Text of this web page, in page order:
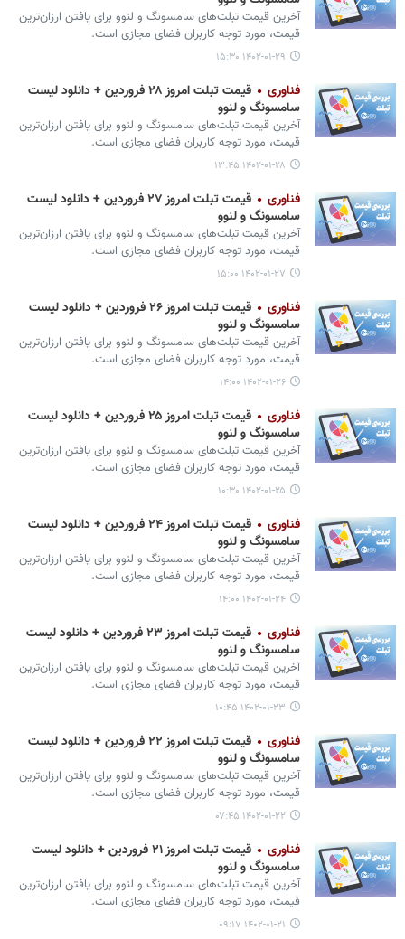
آخرین قیمت تبلت‌های سامسونگ و لنوو برای یافتن ارزان‌ترین
قیمت، مورد توجه کاربران فضای مجازی است.
۱۴۰۲-۰۱-۲۹ ۱۵:۳۰
فناوری
قیمت تبلت امروز ۲۸ فروردین + دانلود لیست
سامسونگ و لنوو
آخرین قیمت تبلت‌های سامسونگ و لنوو برای یافتن ارزان‌ترین
قیمت، مورد توجه کاربران فضای مجازی است.
۱۴۰۲-۰۱-۲۸ ۱۳:۴۵
فناوری
قیمت تبلت امروز ۲۷ فروردین + دانلود لیست
سامسونگ و لنوو
آخرین قیمت تبلت‌های سامسونگ و لنوو برای یافتن ارزان‌ترین
قیمت، مورد توجه کاربران فضای مجازی است.
۱۴۰۲-۰۱-۲۷ ۱۵:۰۰
فناوری
قیمت تبلت امروز ۲۶ فروردین + دانلود لیست
سامسونگ و لنوو
آخرین قیمت تبلت‌های سامسونگ و لنوو برای یافتن ارزان‌ترین
قیمت، مورد توجه کاربران فضای مجازی است.
۱۴۰۲-۰۱-۲۶ ۱۴:۰۰
فناوری
قیمت تبلت امروز ۲۵ فروردین + دانلود لیست
سامسونگ و لنوو
آخرین قیمت تبلت‌های سامسونگ و لنوو برای یافتن ارزان‌ترین
قیمت، مورد توجه کاربران فضای مجازی است.
۱۴۰۲-۰۱-۲۵ ۱۰:۳۰
فناوری
قیمت تبلت امروز ۲۴ فروردین + دانلود لیست
سامسونگ و لنوو
آخرین قیمت تبلت‌های سامسونگ و لنوو برای یافتن ارزان‌ترین
قیمت، مورد توجه کاربران فضای مجازی است.
۱۴۰۲-۰۱-۲۴ ۱۴:۰۰
فناوری
قیمت تبلت امروز ۲۳ فروردین + دانلود لیست
سامسونگ و لنوو
آخرین قیمت تبلت‌های سامسونگ و لنوو برای یافتن ارزان‌ترین
قیمت، مورد توجه کاربران فضای مجازی است.
۱۴۰۲-۰۱-۲۳ ۱۰:۴۵
فناوری
قیمت تبلت امروز ۲۲ فروردین + دانلود لیست
سامسونگ و لنوو
آخرین قیمت تبلت‌های سامسونگ و لنوو برای یافتن ارزان‌ترین
قیمت، مورد توجه کاربران فضای مجازی است.
۱۴۰۲-۰۱-۲۲ ۰۷:۴۵
فناوری
قیمت تبلت امروز ۲۱ فروردین + دانلود لیست
سامسونگ و لنوو
آخرین قیمت تبلت‌های سامسونگ و لنوو برای یافتن ارزان‌ترین
قیمت، مورد توجه کاربران فضای مجازی است.
۱۴۰۲-۰۱-۲۱ ۰۹:۱۷